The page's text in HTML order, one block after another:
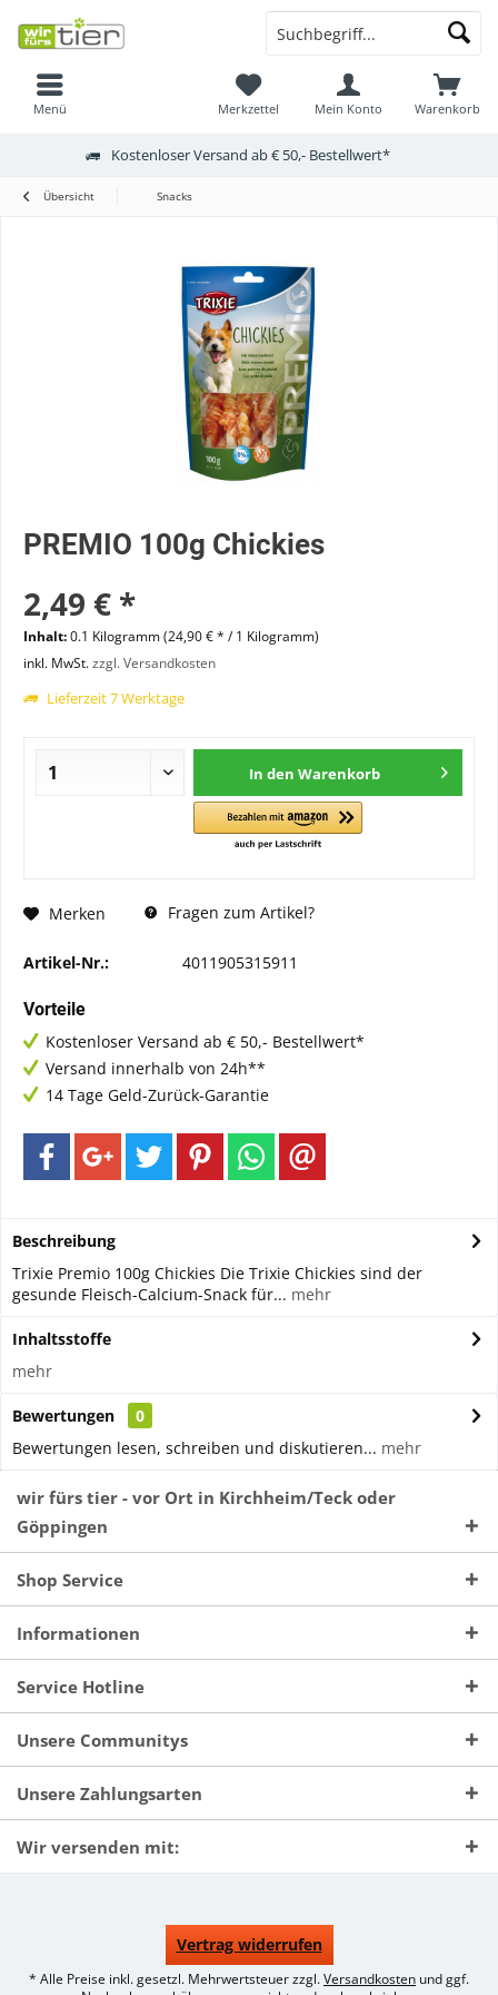
Menü Warenkorb
Merkzettel Mein Konto
Kostenloser Versand ab € 50,- Bestellwert*
Übersicht Snacks
PREMIO 100g Chickies
2,49 € *
Inhalt:0.1 Kilogramm (24,90 € * / 1 Kilogramm)
inkl. MwSt.zzgl. Versandkosten
Lieferzeit 7 Werktage
In den Warenkorb
Merken Fragen zum Artikel?
Artikel-Nr.: 4011905315911
Vorteile
Kostenloser Versand ab € 50,- Bestellwert*
Versand innerhalb von 24h**
14 Tage Geld-Zurück-Garantie
Beschreibung
Trixie Premio 100g Chickies Die Trixie Chickies sind der
gesunde Fleisch-Calcium-Snack für... mehr
Inhaltsstoffe
mehr
Bewertungen
0
Bewertungen lesen, schreiben und diskutieren... mehr
wir fürs tier - vor Ort in Kirchheim/Teck oder
Göppingen
Shop Service
Informationen
Service Hotline
Unsere Communitys
Unsere Zahlungsarten
Wir versenden mit:
Vertrag widerrufen
* Alle Preise inkl. gesetzl. Mehrwertsteuer zzgl.Versandkosten und ggf.